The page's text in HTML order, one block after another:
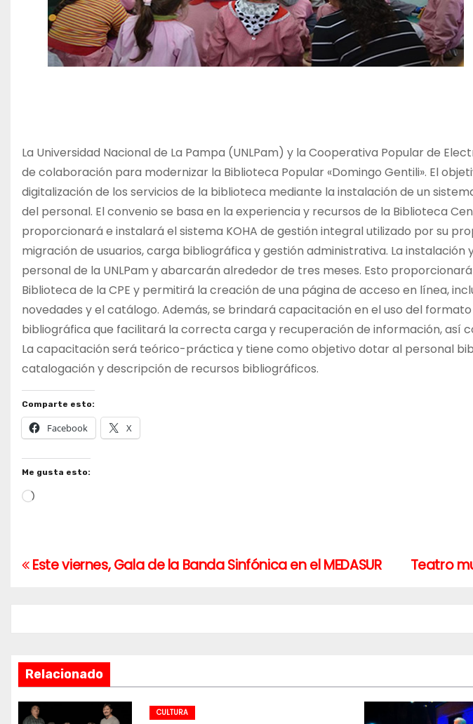
La Universidad Nacional de La Pampa (UNLPam) y la Cooperativa Popular de
de colaboración para modernizar la Biblioteca Popular «Domingo Gentili». El
digitalización de los servicios de la biblioteca mediante la instalación de un
del personal. El convenio se basa en la experiencia y recursos de la Biblioteca
proporcionará e instalará el sistema KOHA de gestión integral utilizado por su
migración de usuarios, carga bibliográfica y gestión administrativa. La
personal de la UNLPam y abarcarán alrededor de tres meses. Esto
Biblioteca de la CPE y permitirá la creación de una página de acceso en línea,
novedades y el catálogo. Además, se brindará capacitación en el uso del
bibliográfica que facilitará la correcta carga y recuperación de información, así
La capacitación será teórico-práctica y tiene como objetivo dotar al personal
catalogación y descripción de recursos bibliográficos.
Comparte esto:
Facebook X
Me gusta esto:
Cargando...
Navegación
Teatro
Este viernes, Gala de la Banda Sinfónica en el MEDASUR
Relacionado
CULTURA